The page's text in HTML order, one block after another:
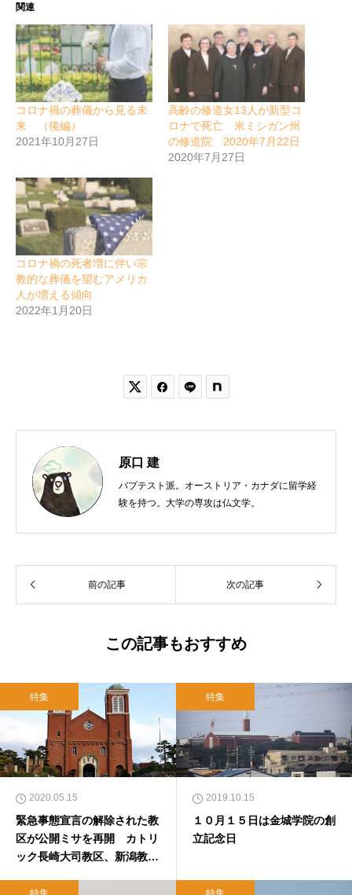
関連
コロナ禍の葬儀から見る未
来 （後編）
2021年10月27日
高齢の修道女13人が新型コ
ロナで死亡 米ミシガン州
の修道院 2020年7月22日
2020年7月27日
コロナ禍の死者増に伴い宗
教的な葬儀を望むアメリカ
人が増える傾向
2022年1月20日
 
原口 建
バプテスト派。オーストリア・カナダに留学経
験を持つ。大学の専攻は仏文学。
前の記事 次の記事
この記事もおすすめ
特集
2020.05.15
緊急事態宣言の解除された教
区が公開ミサを再開 カトリ
ック長崎大司教区、新潟教
特集
2019.10.15
１０月１５日は金城学院の創
立記念日